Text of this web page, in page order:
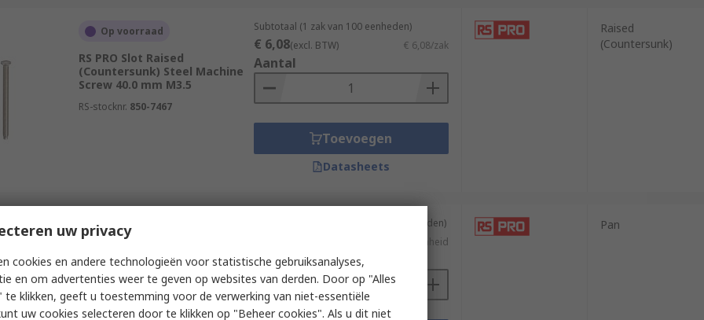
Op voorraad
RS PRO Slot Raised
(Countersunk) Steel Machine
Screw 40.0 mm M3.5
RS-stocknr. 850-7467
Subtotaal (1 zak van 100 eenheden)
€ 6,08(excl. BTW) € 6,08/zak
Aantal
Toevoegen
Datasheets
Raised
(Countersunk)
Op voorraad
RS PRO Slot Pan Stainless
Steel Machine Screw 10.0 mm
M3
RS-stocknr.264-6466
Subtotaal (1 verpakking van 500 eenheden)
€ 0,084/eenheid
Aantal
Pan
uw privacy
cookies en andere technologieën voor statistische gebruiksanalyses,
en om advertenties weer te geven op websites van derden. Door op "Alles
te klikken, geeft u toestemming voor de verwerking van niet-essentiële
uw cookies selecteren door te klikken op "Beheer cookies". Als u dit niet